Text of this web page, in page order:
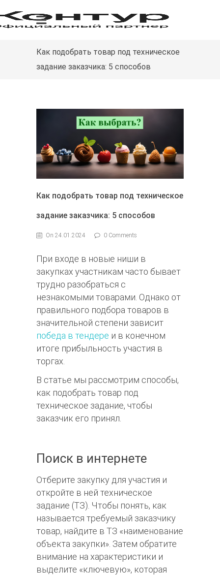
Как подобрать товар под техническое
задание заказчика: 5 способов
Как подобрать товар под техническое
задание заказчика: 5 способов
On 24.01.2024 0 Comments
При входе в новые ниши в
закупках участникам часто бывает
трудно разобраться с
незнакомыми товарами. Однако от
правильного подбора товаров в
значительной степени зависит
победа в тендере и в конечном
итоге прибыльность участия в
торгах.
В статье мы рассмотрим способы,
как подобрать товар под
техническое задание, чтобы
заказчик его принял.
Поиск в интернете
Отберите закупку для участия и
откройте в ней техническое
задание (ТЗ). Чтобы понять, как
называется требуемый заказчику
товар, найдите в ТЗ «наименование
объекта закупки». Затем обратите
внимание на характеристики и
выделите «ключевую», которая